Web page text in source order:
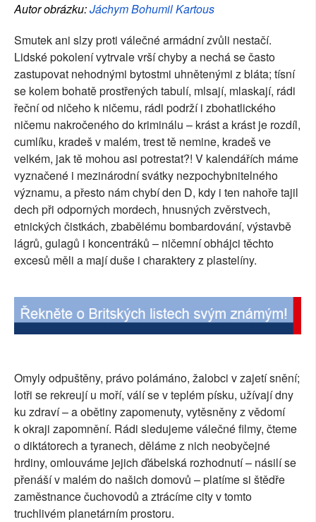
Autor obrázku:Jáchym Bohumil Kartous
Smutek ani slzy proti válečné armádní zvůli nestačí.
Lidské pokolení vytrvale vrší chyby a nechá se často
zastupovat nehodnými bytostmi uhnětenými z bláta; tísní
se kolem bohatě prostřených tabulí, mlsají, mlaskají, rádi
řeční od ničeho k ničemu, rádi podrží i zbohatlického
ničemu nakročeného do kriminálu – krást a krást je rozdíl,
cumlíku, kradeš v malém, trest tě nemine, kradeš ve
velkém, jak tě mohou asi potrestat?! V kalendářích máme
vyznačené i mezinárodní svátky nezpochybnitelného
významu, a přesto nám chybí den D, kdy i ten nahoře tajil
dech při odporných mordech, hnusných zvěrstvech,
etnických čistkách, zbabělému bombardování, výstavbě
lágrů, gulagů i koncentráků – ničemní obhájci těchto
excesů měli a mají duše i charaktery z plastelíny.
Omyly odpuštěny, právo polámáno, žalobci v zajetí snění;
lotři se rekreují u moří, válí se v teplém písku, užívají dny
ku zdraví – a obětiny zapomenuty, vytěsněny z vědomí
k okraji zapomnění. Rádi sledujeme válečné filmy, čteme
o diktátorech a tyranech, děláme z nich neobyčejné
hrdiny, omlouváme jejich ďábelská rozhodnutí – násilí se
přenáší v malém do našich domovů – platíme si štědře
zaměstnance čuchovodů a ztrácíme city v tomto
truchlivém planetárním prostoru.